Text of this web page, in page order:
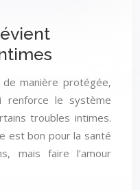
manière protégée,
le système
troubles intimes.
est bon pour la santé
mais faire l’amour